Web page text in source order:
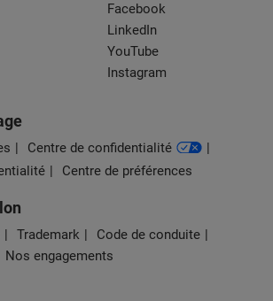
Facebook
LinkedIn
YouTube
Instagram
Centre de confidentialité
Centre de préférences
Trademark
Code de conduite
Nos engagements